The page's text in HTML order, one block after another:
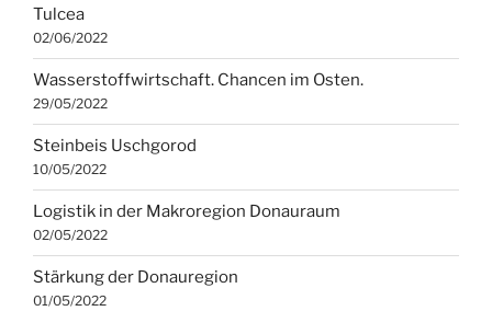
Tulcea
02/06/2022
Wasserstoffwirtschaft. Chancen im Osten.
29/05/2022
Steinbeis Uschgorod
10/05/2022
Logistik in der Makroregion Donauraum
02/05/2022
Stärkung der Donauregion
01/05/2022